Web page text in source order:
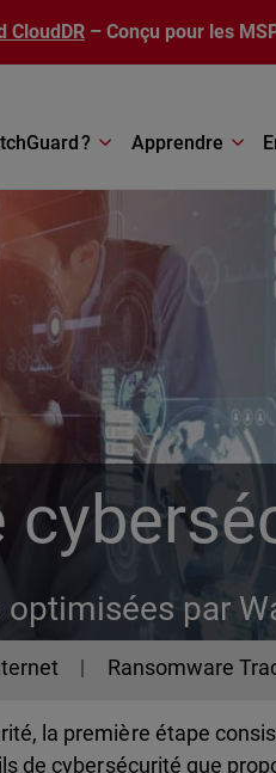
CloudDR – Conçu pour les
? Apprendre
par
Ransomware
la première étape
de cybersécurité que